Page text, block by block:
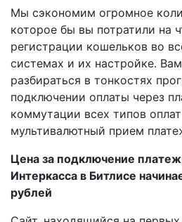
Мы сэкономим огромное
которое бы вы потратили на
регистрации кошельков во
системах и их настройке.
разбираться в тонкостях
подключении оплаты через
коммутации всех типов
мультивалютный прием
Цена за подключение
Интеркасса в Битлисе
рублей